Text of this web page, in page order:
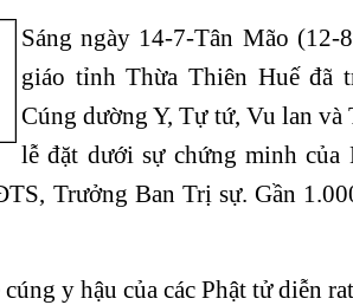
Sáng ngày 14-7-Tân Mão (12-
giáo tỉnh Thừa Thiên Huế đã
Cúng dường Y, Tự tứ, Vu lan
lễ đặt dưới sự chứng minh
Trưởng Ban Trị sự. Gần
y hậu của các Phật tử diễn